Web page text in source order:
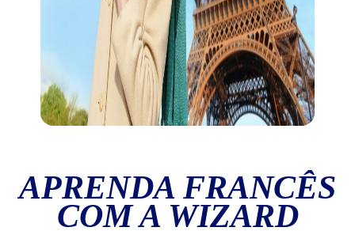
APRENDA FRANCÊS
COM A WIZARD